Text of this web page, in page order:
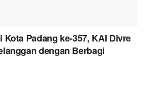
Kota Padang ke-357, KAI Divre
dengan Berbagi